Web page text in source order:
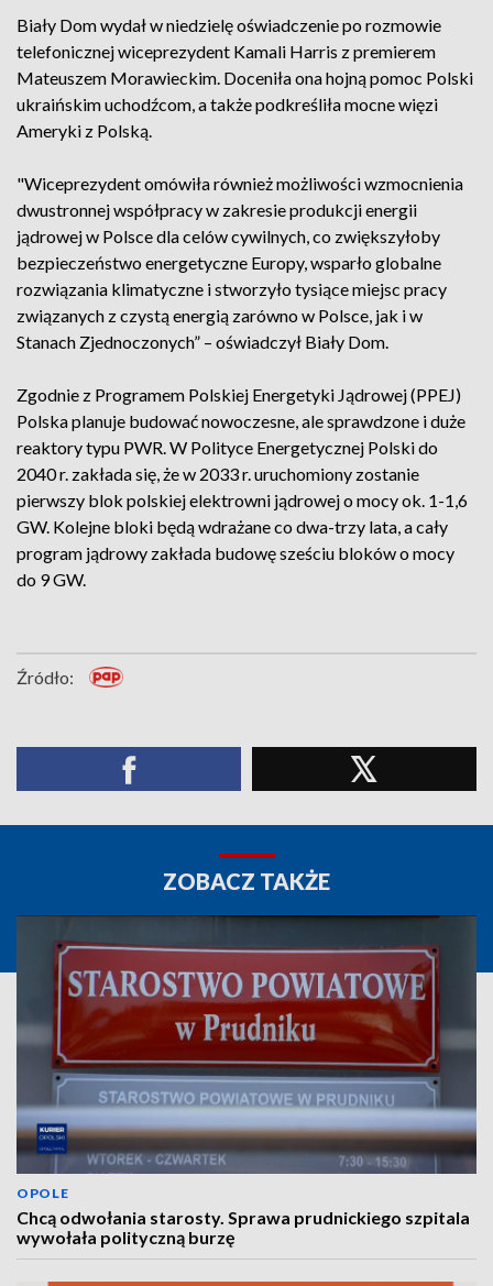
Biały Dom wydał w niedzielę oświadczenie po rozmowie
telefonicznej wiceprezydent Kamali Harris z premierem
Mateuszem Morawieckim. Doceniła ona hojną pomoc Polski
ukraińskim uchodźcom, a także podkreśliła mocne więzi
Ameryki z Polską.
"Wiceprezydent omówiła również możliwości wzmocnienia
dwustronnej współpracy w zakresie produkcji energii
jądrowej w Polsce dla celów cywilnych, co zwiększyłoby
bezpieczeństwo energetyczne Europy, wsparło globalne
rozwiązania klimatyczne i stworzyło tysiące miejsc pracy
związanych z czystą energią zarówno w Polsce, jak i w
Stanach Zjednoczonych” – oświadczył Biały Dom.
Zgodnie z Programem Polskiej Energetyki Jądrowej (PPEJ)
Polska planuje budować nowoczesne, ale sprawdzone i duże
reaktory typu PWR. W Polityce Energetycznej Polski do
2040 r. zakłada się, że w 2033 r. uruchomiony zostanie
pierwszy blok polskiej elektrowni jądrowej o mocy ok. 1-1,6
GW. Kolejne bloki będą wdrażane co dwa-trzy lata, a cały
program jądrowy zakłada budowę sześciu bloków o mocy
do 9 GW.
Źródło:
ZOBACZ TAKŻE
OPOLE
Chcą odwołania starosty. Sprawa prudnickiego szpitala
wywołała polityczną burzę